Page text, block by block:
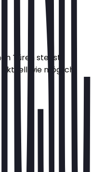
Türen stehst,
wie möglich.